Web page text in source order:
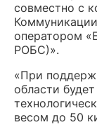
совместно с
оператором
РОБС)».
«При
области
весом до 50